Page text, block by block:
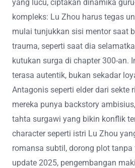
yang lucu, ciptakan dinamika
kompleks: Lu Zhou harus tegas
mulai tunjukkan sisi mentor saat
trauma, seperti saat dia
kutukan surga di chapter 300-an.
terasa autentik, bukan sekadar
Antagonis seperti elder dari sekte
mereka punya backstory
tahta surgawi yang bikin konflik
character seperti istri Lu Zhou
romansa subtil, dorong plot tanpa
update 2025, pengembangan